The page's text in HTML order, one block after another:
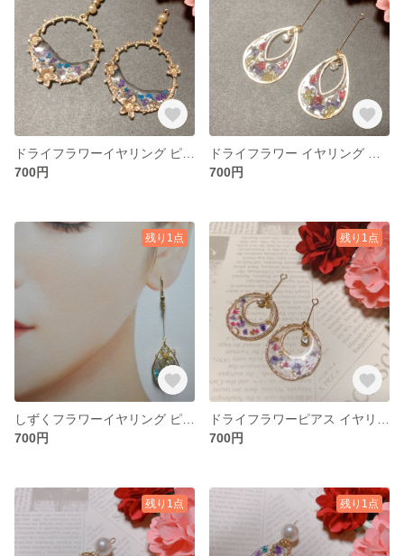
700円
700円
残り1点
700円
残り1点
700円
残り1点 残り1点